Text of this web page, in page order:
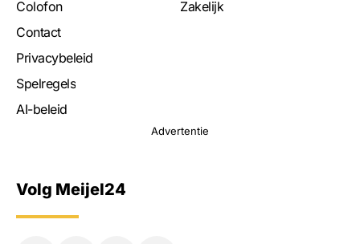
Colofon
Contact
Privacybeleid
Spelregels
AI-beleid
Zakelijk
Advertentie
Volg Meijel24